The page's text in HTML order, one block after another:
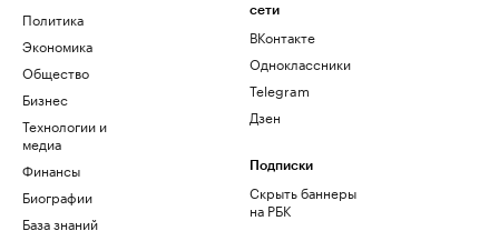
Политика
Экономика
Общество
Бизнес
Технологии и
медиа
Финансы
Биографии
База знаний
сети
ВКонтакте
Одноклассники
Telegram
Дзен
Подписки
Скрыть баннеры
на РБК